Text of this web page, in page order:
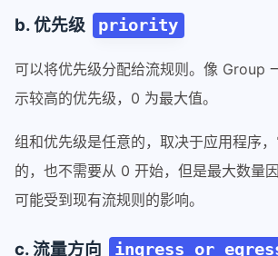
b. 优先级 priority
可以将优先级分配给流规则。像 Group
示较高的优先级，0 为最大值。
组和优先级是任意的，取决于应用程序
的，也不需要从 0 开始，但是最大数量
可能受到现有流规则的影响。
c. 流量方向 ingress or